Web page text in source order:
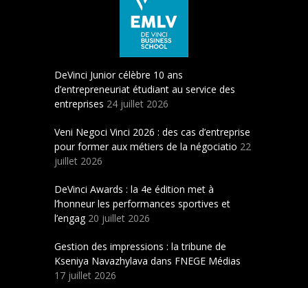
DeVinci Junior célèbre 10 ans
d’entrepreneuriat étudiant au service des
entreprises 24 juillet 2026
Veni Negoci Vinci 2026 : des cas d’entreprise
pour former aux métiers de la négociatio 22
juillet 2026
DeVinci Awards : la 4e édition met à
l’honneur les performances sportives et
l’engag 20 juillet 2026
Gestion des impressions : la tribune de
Kseniya Navazhylava dans FNEGE Médias
17 juillet 2026